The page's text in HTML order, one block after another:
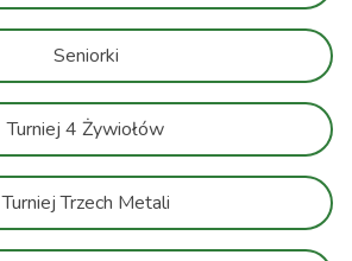
Seniorki
Turniej 4 Żywiołów
Turniej Trzech Metali